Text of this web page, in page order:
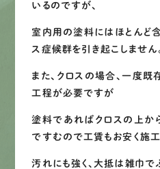
いるのですが、
室内用の塗料にはほとんど
ス症候群を引き起こしません
また、クロスの場合、一度
工程が必要ですが
塗料であればクロスの上か
ですむので工賃もお安く施工
汚れにも強く、大抵は雑巾で